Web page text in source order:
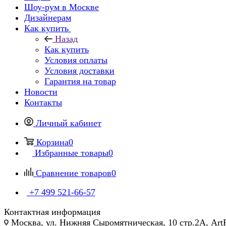
Шоу-рум в Москве
Дизайнерам
Как купить
Назад
Как купить
Условия оплаты
Условия доставки
Гарантия на товар
Новости
Контакты
Личный кабинет
Корзина0
Избранные товары0
Сравнение товаров0
+7 499 521-66-57
Контактная информация
Москва, ул. Нижняя Сыромятническая, 10 стр.2А,